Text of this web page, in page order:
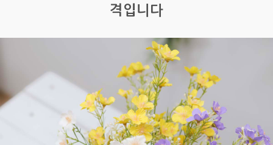
격입니다